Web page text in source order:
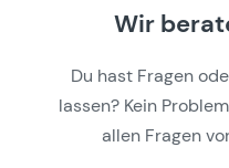
Wir
Du hast Fragen
lassen? Kein
allen Fragen